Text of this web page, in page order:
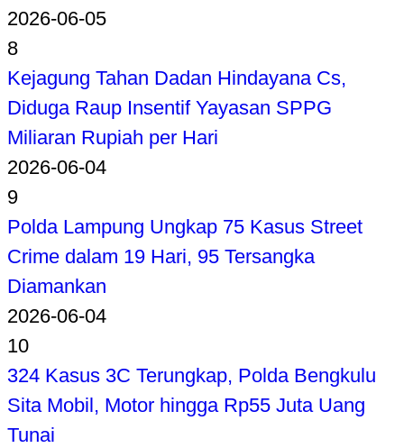
2026-06-05
8
Kejagung Tahan Dadan Hindayana Cs,
Diduga Raup Insentif Yayasan SPPG
Miliaran Rupiah per Hari
2026-06-04
9
Polda Lampung Ungkap 75 Kasus Street
Crime dalam 19 Hari, 95 Tersangka
Diamankan
2026-06-04
10
324 Kasus 3C Terungkap, Polda Bengkulu
Sita Mobil, Motor hingga Rp55 Juta Uang
Tunai